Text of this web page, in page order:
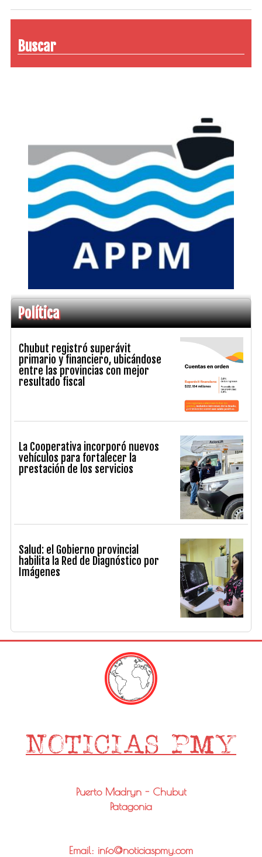
Buscar
Política
Chubut registró superávit
primario y financiero, ubicándose
entre las provincias con mejor
resultado fiscal
La Cooperativa incorporó nuevos
vehículos para fortalecer la
prestación de los servicios
Salud: el Gobierno provincial
habilita la Red de Diagnóstico por
Imágenes
Puerto Madryn - Chubut
Patagonia
Email: info@noticiaspmy.com